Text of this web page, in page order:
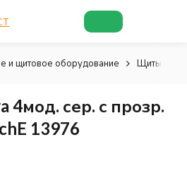
и щитовое оборудование Щиты и
4мод. сер. с прозр.
13976